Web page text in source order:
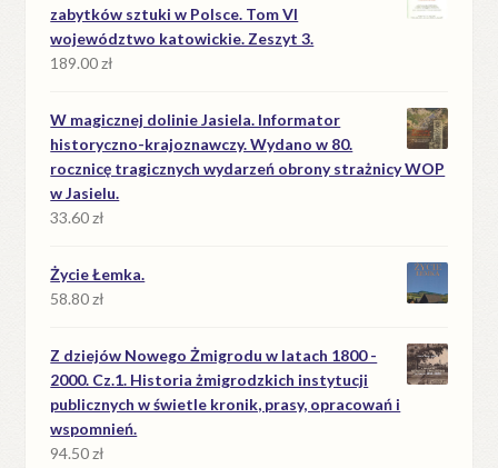
zabytków sztuki w Polsce. Tom VI
województwo katowickie. Zeszyt 3.
189.00zł
W magicznej dolinie Jasiela. Informator
historyczno-krajoznawczy. Wydano w 80.
rocznicę tragicznych wydarzeń obrony strażnicy WOP
w Jasielu.
33.60zł
Życie Łemka.
58.80zł
Z dziejów Nowego Żmigrodu w latach 1800 -
2000. Cz.1. Historia żmigrodzkich instytucji
publicznych w świetle kronik, prasy, opracowań i
wspomnień.
94.50zł